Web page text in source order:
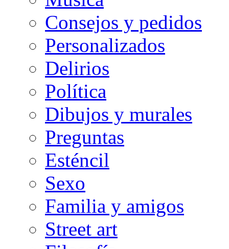
Consejos y pedidos
Personalizados
Delirios
Política
Dibujos y murales
Preguntas
Esténcil
Sexo
Familia y amigos
Street art